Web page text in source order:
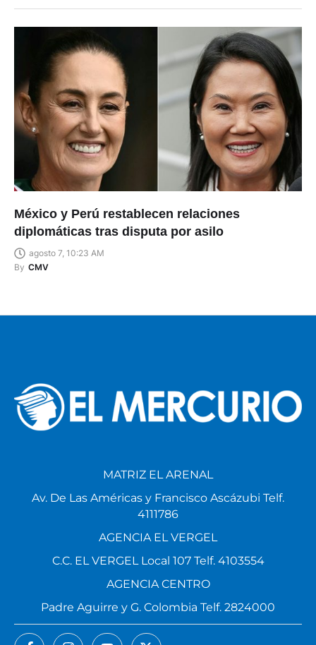
México y Perú restablecen relaciones
diplomáticas tras disputa por asilo
agosto 7, 10:23 AM
By CMV
MATRIZ EL ARENAL
Av. De Las Américas y Francisco Ascázubi Telf.
4111786
AGENCIA EL VERGEL
C.C. EL VERGEL Local 107 Telf. 4103554
AGENCIA CENTRO
Padre Aguirre y G. Colombia Telf. 2824000